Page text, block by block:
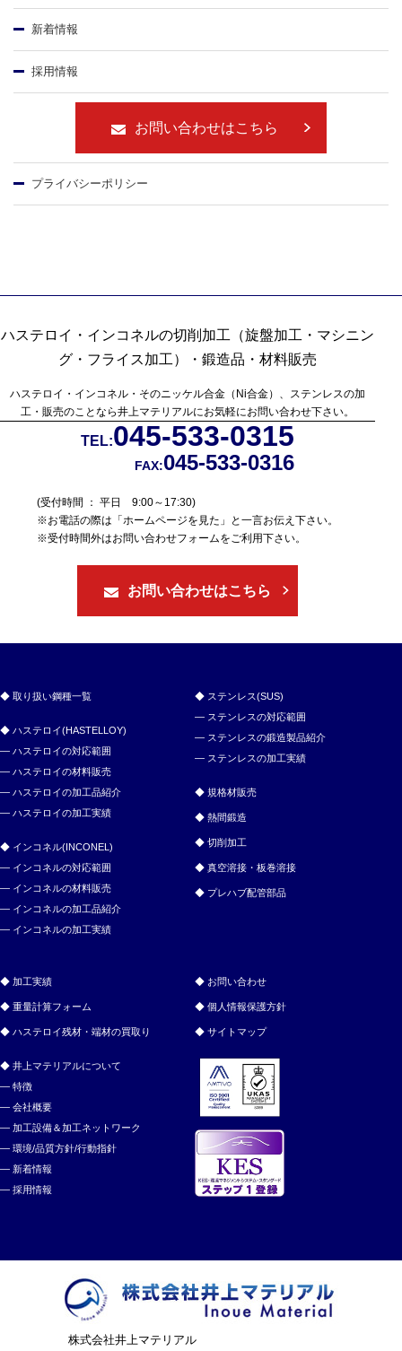
新着情報
採用情報
お問い合わせはこちら
プライバシーポリシー
ハステロイ・インコネルの切削加工（旋盤加工・マシニン
グ・フライス加工）・鍛造品・材料販売
ハステロイ・インコネル・そのニッケル合金（Ni合金）、ステンレスの加
工・販売のことなら井上マテリアルにお気軽にお問い合わせ下さい。
TEL:045-533-0315
FAX:045-533-0316
(受付時間 ： 平日 9:00～17:30)
※お電話の際は「ホームページを見た」と一言お伝え下さい。
※受付時間外はお問い合わせフォームをご利用下さい。
お問い合わせはこちら
取り扱い鋼種一覧
ハステロイ(HASTELLOY)
ハステロイの対応範囲
ハステロイの材料販売
ハステロイの加工品紹介
ハステロイの加工実績
インコネル(INCONEL)
インコネルの対応範囲
インコネルの材料販売
インコネルの加工品紹介
インコネルの加工実績
ステンレス(SUS)
ステンレスの対応範囲
ステンレスの鍛造製品紹介
ステンレスの加工実績
規格材販売
熱間鍛造
切削加工
真空溶接・板巻溶接
プレハブ配管部品
加工実績
重量計算フォーム
ハステロイ残材・端材の買取り
井上マテリアルについて
特徴
会社概要
加工設備＆加工ネットワーク
環境/品質方針/行動指針
新着情報
採用情報
お問い合わせ
個人情報保護方針
サイトマップ
株式会社井上マテリアル